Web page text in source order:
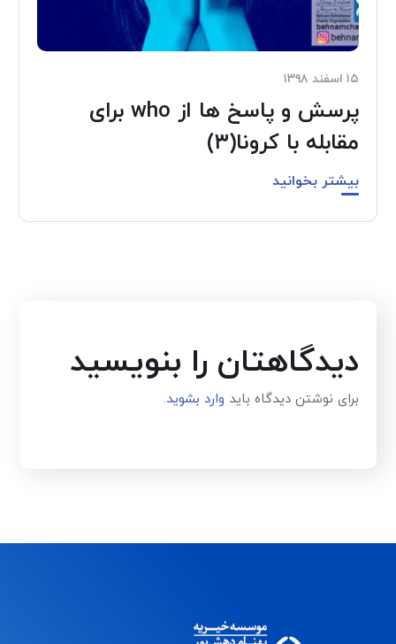
۱۵ اسفند ۱۳۹۸
پرسش و پاسخ ها از who برای
مقابله با کرونا(۳)
بیشتر بخوانید
دیدگاهتان را بنویسید
برای نوشتن دیدگاه باید وارد بشوید.